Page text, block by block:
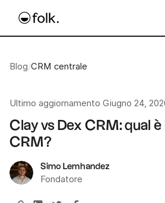
Blog/CRM centrale
Ultimo aggiornamento Giugno 24,
Clay vs Dex CRM: qual
CRM?
Simo Lemhandez
Fondatore